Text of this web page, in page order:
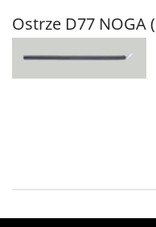
Ostrze D77 NOGA